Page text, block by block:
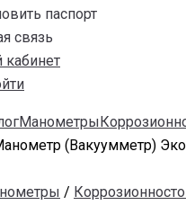
паспорт
связь
Манометры
(Вакуумметр)
/